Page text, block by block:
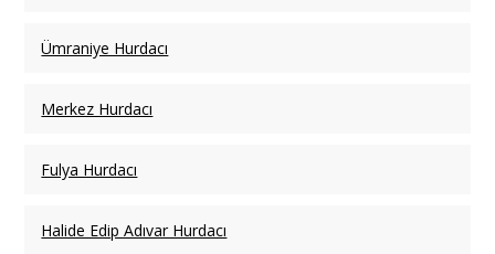
Ümraniye Hurdacı
Merkez Hurdacı
Fulya Hurdacı
Halide Edip Adıvar Hurdacı